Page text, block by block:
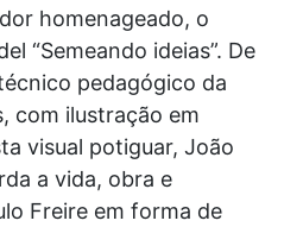
homenageado, o
“Semeando ideias”. De
pedagógico da
com ilustração em
visual potiguar, João
a vida, obra e
Freire em forma de